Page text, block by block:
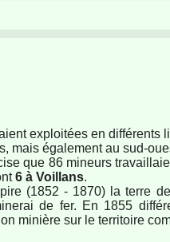
exploitées en différents
mais également au sud-
que 86 mineurs
6 à Voillans.
(1852 - 1870) la terre
de fer. En 1855
minière sur le territoire